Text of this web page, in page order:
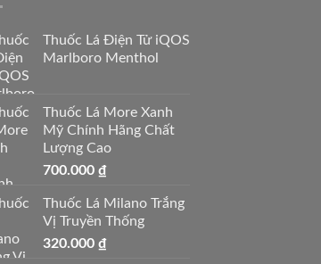
Thuốc Lá Điện Tử iQOS
Marlboro Menthol
Thuốc Lá More Xanh
Mỹ Chính Hãng Chất
Lượng Cao
700.000 ₫
Thuốc Lá Milano Trắng
Vị Truyền Thống
320.000 ₫